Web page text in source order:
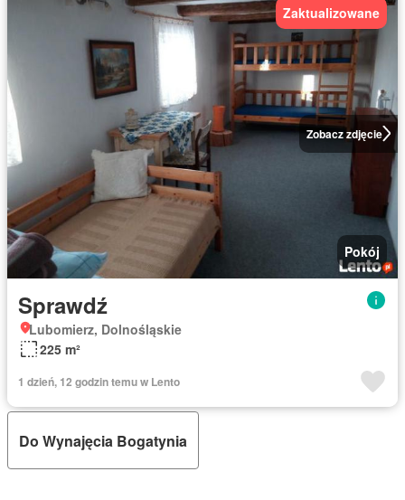
Zobacz zdjęcie
Zaktualizowane
Pokój
Sprawdź
Lubomierz, Dolnośląskie
225 m²
1 dzień, 12 godzin temu w Lento
Do Wynajęcia Bogatynia